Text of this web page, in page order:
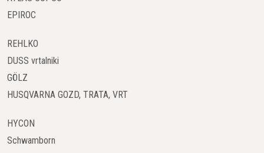
Posoda je odlična rešitev tudi za vse uporabnike kmetijske
dostavnih vozil. Uporabnik je neodvisen od lokalnih
dobaviteljev. Če nameravate kupiti tovrstno posodo velikih
dimenzij, morate skrbno izbrati mesto, kamor jo boste
Posoda za gorivo je torej namenjena temu, da v njej
EPIROC
REHLKO
DUSS vrtalniki
GÖLZ
HUSQVARNA GOZD, TRATA, VRT
HYCON
Schwamborn